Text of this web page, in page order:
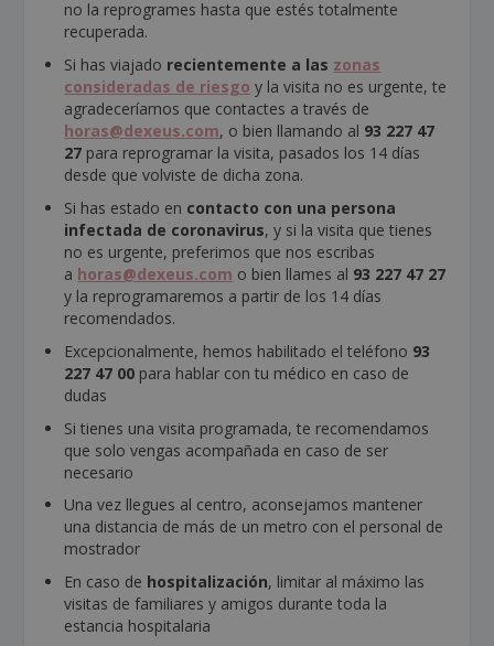
no la reprogrames hasta que estés totalmente
recuperada.
Si has viajado recientemente a las zonas
consideradas de riesgo y la visita no es urgente, te
agradeceríamos que contactes a través de
horas@dexeus.com, o bien llamando al 93 227 47
27 para reprogramar la visita, pasados los 14 días
desde que volviste de dicha zona.
Si has estado en contacto con una persona
infectada de coronavirus, y si la visita que tienes
no es urgente, preferimos que nos escribas
a horas@dexeus.com o bien llames al 93 227 47 27
y la reprogramaremos a partir de los 14 días
recomendados.
Excepcionalmente, hemos habilitado el teléfono 93
227 47 00 para hablar con tu médico en caso de
dudas
Si tienes una visita programada, te recomendamos
que solo vengas acompañada en caso de ser
necesario
Una vez llegues al centro, aconsejamos mantener
una distancia de más de un metro con el personal de
mostrador
En caso de hospitalización, limitar al máximo las
visitas de familiares y amigos durante toda la
estancia hospitalaria